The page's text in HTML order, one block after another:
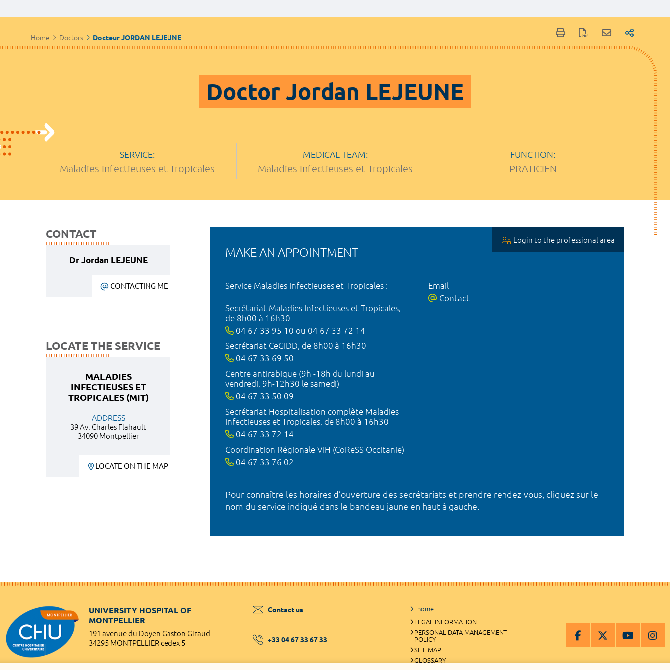
Home Doctors Docteur JORDAN LEJEUNE
Doctor Jordan LEJEUNE
SERVICE:
Maladies Infectieuses et Tropicales
MEDICAL TEAM:
Maladies Infectieuses et Tropicales
FUNCTION:
PRATICIEN
CONTACT
Dr Jordan LEJEUNE
CONTACTING ME
LOCATE THE SERVICE
MALADIES
INFECTIEUSES ET
TROPICALES (MIT)
ADDRESS
39 Av. Charles Flahault
34090 Montpellier
LOCATE ON THE MAP
MAKE AN APPOINTMENT
Login to the professional area
Service Maladies Infectieuses et Tropicales :
Secrétariat Maladies Infectieuses et Tropicales,
de 8h00 à 16h30
04 67 33 95 10 ou 04 67 33 72 14
Secrétariat CeGIDD, de 8h00 à 16h30
04 67 33 69 50
Centre antirabique (9h -18h du lundi au
vendredi, 9h-12h30 le samedi)
04 67 33 50 09
Secrétariat Hospitalisation complète Maladies
Infectieuses et Tropicales, de 8h00 à 16h30
04 67 33 72 14
Coordination Régionale VIH (CoReSS Occitanie)
04 67 33 76 02
Email
Contact
Pour connaître les horaires d’ouverture des secrétariats et prendre rendez-vous, cliquez sur le
nom du service indiqué dans le bandeau jaune en haut à gauche.
UNIVERSITY HOSPITAL OF
MONTPELLIER
191 avenue du Doyen Gaston Giraud
34295 MONTPELLIER cedex 5
Contact us
+33 04 67 33 67 33
home
LEGAL INFORMATION
PERSONAL DATA MANAGEMENT
POLICY
SITE MAP
GLOSSARY